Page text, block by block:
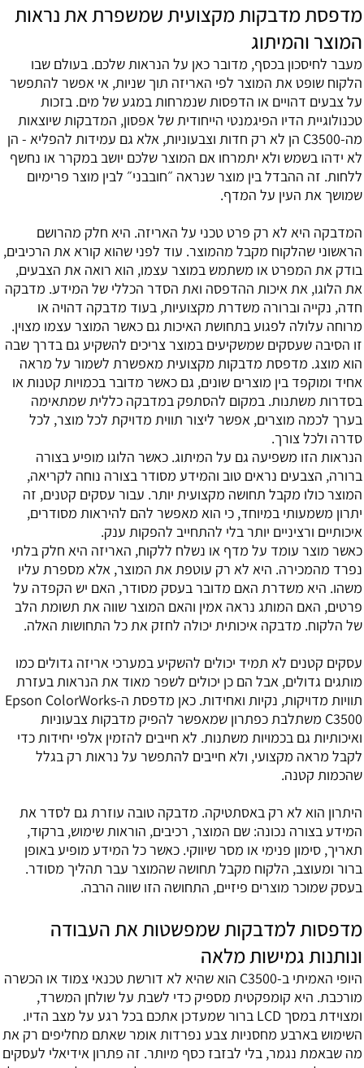
מדפסת מדבקות מקצועית שמשפרת את נראות
המוצר והמיתוג
מעבר לחיסכון בכסף, מדובר כאן על הנראות שלכם. בעולם שבו
הלקוח שופט את המוצר לפי האריזה תוך שניות, אי אפשר להתפשר
על צבעים דהויים או הדפסות שנמרחות במגע של מים. בזכות
טכנולוגיית הדיו הפיגמנטי הייחודית של אפסון, המדבקות שיוצאות
מה-C3500 הן לא רק חדות וצבעוניות, אלא גם עמידות להפליא - הן
לא ידהו בשמש ולא יתמרחו אם המוצר שלכם יושב במקרר או נחשף
ללחות. זה ההבדל בין מוצר שנראה ״חובבני״ לבין מוצר פרימיום
שמושך את העין על המדף.
המדבקה היא לא רק פרט טכני על האריזה. היא חלק מהרושם
הראשוני שהלקוח מקבל מהמוצר. עוד לפני שהוא קורא את הרכיבים,
בודק את המפרט או משתמש במוצר עצמו, הוא רואה את הצבעים,
את הלוגו, את איכות ההדפסה ואת הסדר הכללי של המידע. מדבקה
חדה, נקייה וברורה משדרת מקצועיות, בעוד מדבקה דהויה או
מרוחה עלולה לפגוע בתחושת האיכות גם כאשר המוצר עצמו מצוין.
זו הסיבה שעסקים שמשקיעים במוצר צריכים להשקיע גם בדרך שבה
הוא מוצג. מדפסת מדבקות מקצועית מאפשרת לשמור על מראה
אחיד ומוקפד בין מוצרים שונים, גם כאשר מדובר בכמויות קטנות או
בסדרות משתנות. במקום להסתפק במדבקה כללית שמתאימה
בערך לכמה מוצרים, אפשר ליצור תווית מדויקת לכל מוצר, לכל
סדרה ולכל צורך.
הנראות הזו משפיעה גם על המיתוג. כאשר הלוגו מופיע בצורה
ברורה, הצבעים נראים טוב והמידע מסודר בצורה נוחה לקריאה,
המוצר כולו מקבל תחושה מקצועית יותר. עבור עסקים קטנים, זה
יתרון משמעותי במיוחד, כי הוא מאפשר להם להיראות מסודרים,
איכותיים ורציניים יותר בלי להתחייב להפקות ענק.
כאשר מוצר עומד על מדף או נשלח ללקוח, האריזה היא חלק בלתי
נפרד מהמכירה. היא לא רק עוטפת את המוצר, אלא מספרת עליו
משהו. היא משדרת האם מדובר בעסק מסודר, האם יש הקפדה על
פרטים, האם המותג נראה אמין והאם המוצר שווה את תשומת הלב
של הלקוח. מדבקה איכותית יכולה לחזק את כל התחושות האלה.
עסקים קטנים לא תמיד יכולים להשקיע במערכי אריזה גדולים כמו
מותגים גדולים, אבל הם כן יכולים לשפר מאוד את הנראות בעזרת
תוויות מדויקות, נקיות ואחידות. כאן מדפסת ה-Epson ColorWorks
C3500 משתלבת כפתרון שמאפשר להפיק מדבקות צבעוניות
ואיכותיות גם בכמויות משתנות. לא חייבים להזמין אלפי יחידות כדי
לקבל מראה מקצועי, ולא חייבים להתפשר על נראות רק בגלל
שהכמות קטנה.
היתרון הוא לא רק באסתטיקה. מדבקה טובה עוזרת גם לסדר את
המידע בצורה נכונה: שם המוצר, רכיבים, הוראות שימוש, ברקוד,
תאריך, סימון פנימי או מסר שיווקי. כאשר כל המידע מופיע באופן
ברור ומעוצב, הלקוח מקבל תחושה שהמוצר עבר תהליך מסודר.
בעסק שמוכר מוצרים פיזיים, התחושה הזו שווה הרבה.
מדפסות למדבקות שמפשטות את העבודה
ונותנות גמישות מלאה
היופי האמיתי ב-C3500 הוא שהיא לא דורשת טכנאי צמוד או הכשרה
מורכבת. היא קומפקטית מספיק כדי לשבת על שולחן המשרד,
ומצוידת במסך LCD ברור שמעדכן אתכם בכל רגע על מצב הדיו.
השימוש בארבע מחסניות צבע נפרדות אומר שאתם מחליפים רק את
מה שבאמת נגמר, בלי לבזבז כסף מיותר. זה פתרון אידיאלי לעסקים